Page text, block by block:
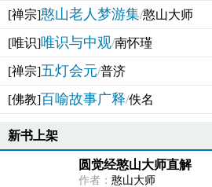
[禅宗]憨山老人梦游集/憨山大师
[唯识]唯识与中观/南怀瑾
[禅宗]五灯会元/普济
[佛教]百喻故事广释/佚名
新书上架
圆觉经憨山大师直解
作者： 憨山大师